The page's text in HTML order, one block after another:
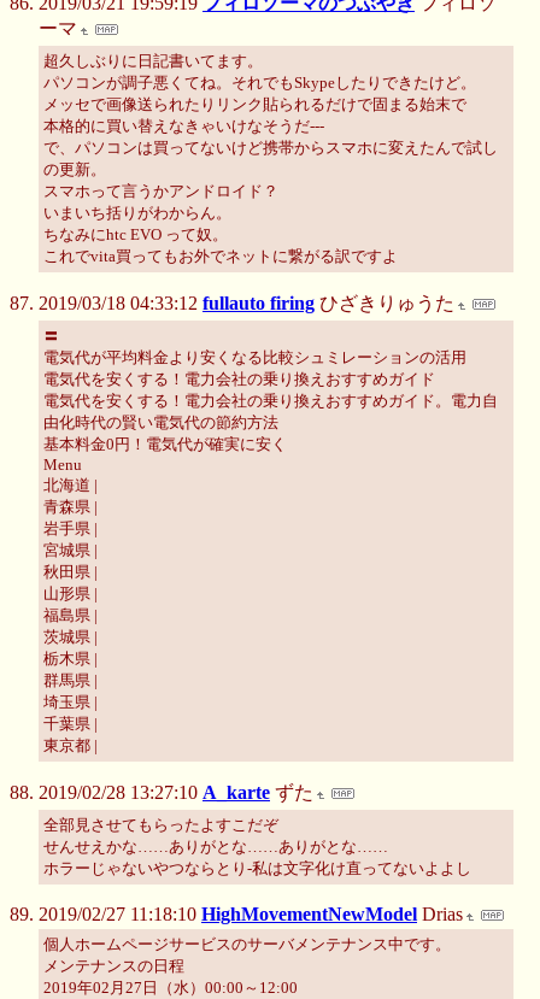
ーマ
超久しぶりに日記書いてます。
パソコンが調子悪くてね。それでもSkypeしたりできたけど。
メッセで画像送られたりリンク貼られるだけで固まる始末で
本格的に買い替えなきゃいけなそうだ---
で、パソコンは買ってないけど携帯からスマホに変えたんで試し
の更新。
スマホって言うかアンドロイド？
いまいち括りがわからん。
ちなみにhtc EVO って奴。
これでvita買ってもお外でネットに繋がる訳ですよ
2019/03/18 04:33:12 fullauto firing ひざきりゅうた
〓
電気代が平均料金より安くなる比較シュミレーションの活用
電気代を安くする！電力会社の乗り換えおすすめガイド
電気代を安くする！電力会社の乗り換えおすすめガイド。電力自
由化時代の賢い電気代の節約方法
基本料金0円！電気代が確実に安く
Menu
北海道 |
青森県 |
岩手県 |
宮城県 |
秋田県 |
山形県 |
福島県 |
茨城県 |
栃木県 |
群馬県 |
埼玉県 |
千葉県 |
東京都 |
2019/02/28 13:27:10 A_karte ずた
全部見させてもらったよすこだぞ
せんせえかな……ありがとな……ありがとな……
ホラーじゃないやつならとり-私は文字化け直ってないよよし
2019/02/27 11:18:10 HighMovementNewModel Drias
個人ホームページサービスのサーバメンテナンス中です。
メンテナンスの日程
2019年02月27日（水）00:00～12:00